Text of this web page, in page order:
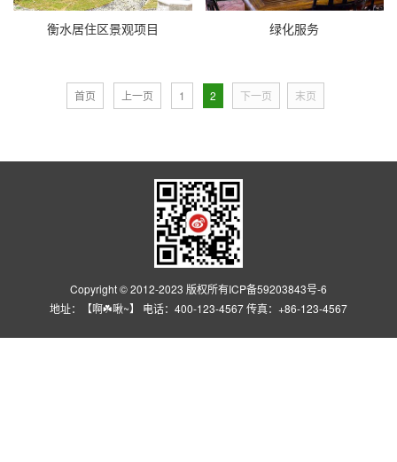
衡水居住区景观项目 绿化服务
首页 上一页 1 2 下一页 末页
Copyright © 2012-2023 版权所有ICP备59203843号-6
地址：【啊☘️啾~】 电话：400-123-4567 传真：+86-123-4567